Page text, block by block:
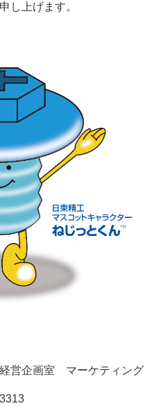
上げます。
営企画室 マーケティング